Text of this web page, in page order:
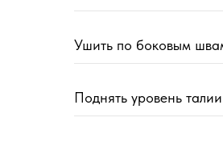
Ушить по боковым
Поднять уровень талии